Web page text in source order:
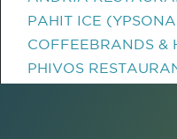
PAHIT ICE
COFFEEBRANDS &
PHIVOS